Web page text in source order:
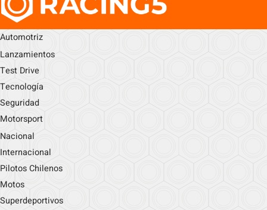
Automotriz
Lanzamientos
Test Drive
Tecnología
Seguridad
Motorsport
Nacional
Internacional
Pilotos Chilenos
Motos
Superdeportivos